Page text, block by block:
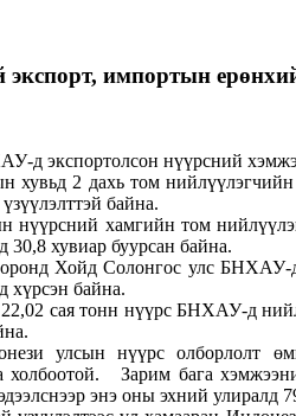
импортын
экспортолсон нүүрсний
хувьд 2 дахь том
байна.
хамгийн том
30,8 хувиар буурсан байна.
Хойд Солонгос улс БНХАУ-
хүрсэн байна.
сая тонн нүүрс БНХАУ-д
улсын нүүрс олборлолт
холбоотой. Зарим бага
энэ оны эхний улиралд